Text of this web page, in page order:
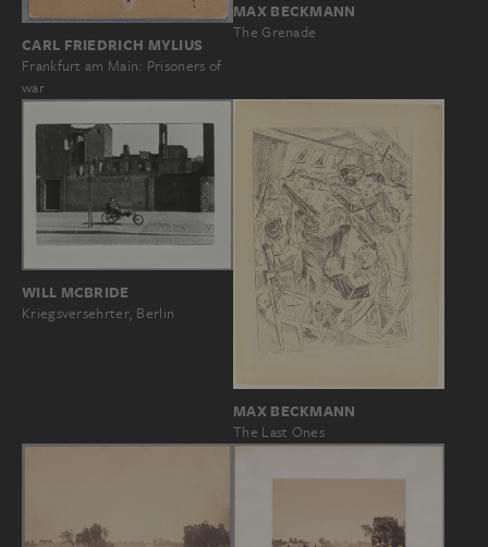
CARL FRIEDRICH MYLIUS
Frankfurt am Main: Prisoners of
war
MAX BECKMANN
The Grenade
WILL MCBRIDE
Kriegsversehrter, Berlin
MAX BECKMANN
The Last Ones